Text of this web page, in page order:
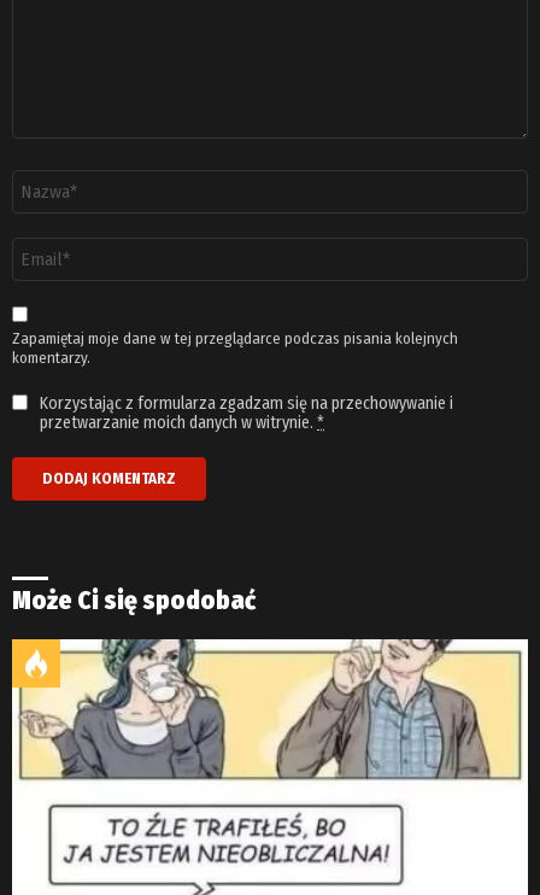
email
*
Zapamiętaj moje dane w tej przeglądarce podczas pisania kolejnych
komentarzy.
Korzystając z formularza zgadzam się na przechowywanie i
przetwarzanie moich danych w witrynie. *
Może Ci się spodobać